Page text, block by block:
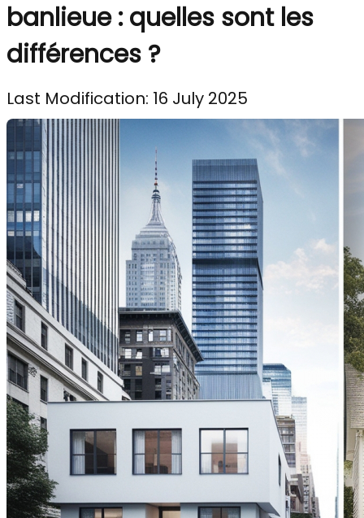
banlieue : quelles sont les
différences ?
Last Modification: 16 July 2025